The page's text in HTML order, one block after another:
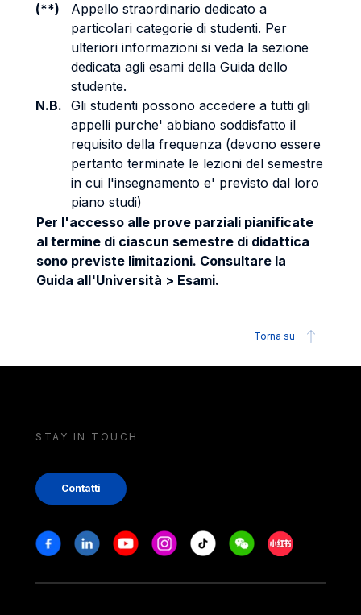
(**)
Appello straordinario dedicato a
particolari categorie di studenti. Per
ulteriori informazioni si veda la sezione
dedicata agli esami della Guida dello
studente.
N.B. Gli studenti possono accedere a tutti gli
appelli purche' abbiano soddisfatto il
requisito della frequenza (devono essere
pertanto terminate le lezioni del semestre
in cui l'insegnamento e' previsto dal loro
piano studi)
Per l'accesso alle prove parziali pianificate
al termine di ciascun semestre di didattica
sono previste limitazioni. Consultare la
Guida all'Università > Esami.
Torna su
STAY IN TOUCH
Contatti
Stay in touch
FacebookLinkedinYoutubeInstagram
Tiktok WeechatXiaohongshu/